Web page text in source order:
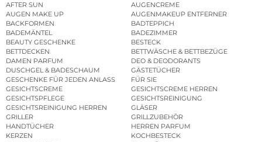
AFTER SUN
AUGENCREME
AUGEN MAKE UP
AUGENMAKEUP ENTFERNER
BACKFORMEN
BADTEPPICH
BADEMÄNTEL
BADEZIMMER
BEAUTY GESCHENKE
BESTECK
BETTDECKEN
BETTWÄSCHE & BETTBEZÜGE
DAMEN PARFUM
DEO & DEODORANTS
DUSCHGEL & BADESCHAUM
GÄSTETÜCHER
GESCHENKE FÜR JEDEN ANLASS
FÜR SIE
GESICHTSCREME
GESICHTSCREME HERREN
GESICHTSPFLEGE
GESICHTSREINIGUNG
GESICHTSREINIGUNG HERREN
GLÄSER
GRILLER
GRILLZUBEHÖR
HANDTÜCHER
HERREN PARFUM
KERZEN
KOCHBESTECK